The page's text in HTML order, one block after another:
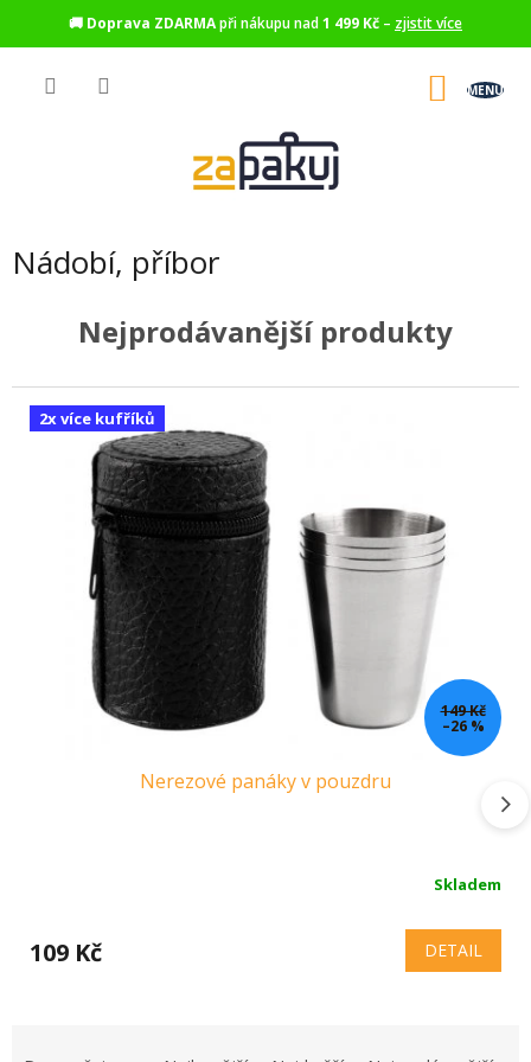
🚚 Doprava ZDARMApři nákupu nad1 499 Kč – zjistit více
Nádobí, příbor
Nejprodávanější produkty
2x více kufříků
149 Kč
–26 %
Nerezové panáky v pouzdru
Skladem
109 Kč DETAIL